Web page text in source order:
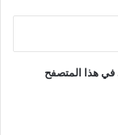
في هذا المتصفح